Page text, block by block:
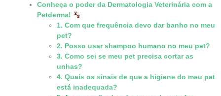
Conheça o poder da Dermatologia Veterinária com a
Petderma!
1. Com que frequência devo dar banho no meu
pet?
2. Posso usar shampoo humano no meu pet?
3. Como sei se meu pet precisa cortar as
unhas?
4. Quais os sinais de que a higiene do meu pet
está inadequada?